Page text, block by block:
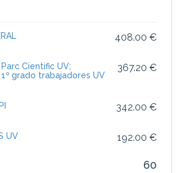
408.00 €
367.20 €
Cientific UV;
grado trabajadores UV
342.00 €
192.00 €
UV
60